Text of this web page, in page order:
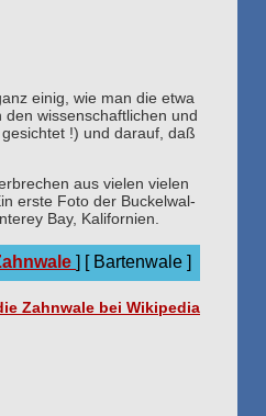
einig, wie man die etwa
wissenschaftlichen und
!) und darauf, daß
aus vielen vielen
erste Foto der Buckelwal-
Bay, Kalifornien.
] [ Bartenwale ]
Zahnwale bei Wikipedia